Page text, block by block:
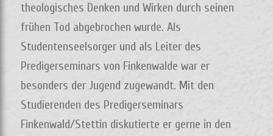
theologisches Denken und Wirken durch seinen
frühen Tod abgebrochen wurde. Als
Studentenseelsorger und als Leiter des
Predigerseminars von Finkenwalde war er
besonders der Jugend zugewandt. Mit den
Studierenden des Predigerseminars
Finkenwald/Stettin diskutierte er gerne in den